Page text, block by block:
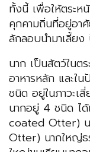
ทั้งนี้ เพื่อให้ตระห
คุกคามถิ่นที่อยู่อา
ลักลอบนำมาเลี้ยง
นาก เป็นสัตว์ในต
อาหารหลัก และใ
ชนิด อยู่ในภาวะเ
นากอยู่ 4 ชนิด ไ
coated Otter) น
Otter) นากใหญ่ธ